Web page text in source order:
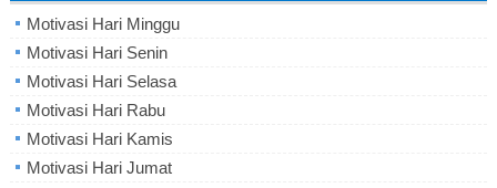
Motivasi Hari Minggu
Motivasi Hari Senin
Motivasi Hari Selasa
Motivasi Hari Rabu
Motivasi Hari Kamis
Motivasi Hari Jumat